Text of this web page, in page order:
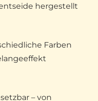
hergestellt
Farben
– von